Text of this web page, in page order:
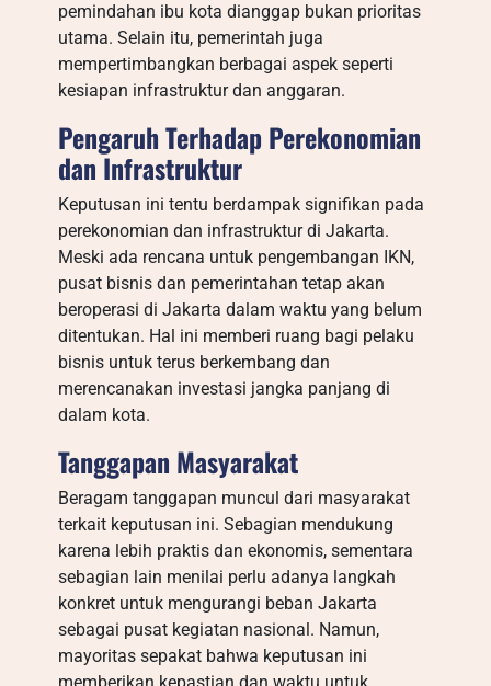
pemindahan ibu kota dianggap bukan prioritas
utama. Selain itu, pemerintah juga
mempertimbangkan berbagai aspek seperti
kesiapan infrastruktur dan anggaran.
Pengaruh Terhadap Perekonomian
dan Infrastruktur
Keputusan ini tentu berdampak signifikan pada
perekonomian dan infrastruktur di Jakarta.
Meski ada rencana untuk pengembangan IKN,
pusat bisnis dan pemerintahan tetap akan
beroperasi di Jakarta dalam waktu yang belum
ditentukan. Hal ini memberi ruang bagi pelaku
bisnis untuk terus berkembang dan
merencanakan investasi jangka panjang di
dalam kota.
Tanggapan Masyarakat
Beragam tanggapan muncul dari masyarakat
terkait keputusan ini. Sebagian mendukung
karena lebih praktis dan ekonomis, sementara
sebagian lain menilai perlu adanya langkah
konkret untuk mengurangi beban Jakarta
sebagai pusat kegiatan nasional. Namun,
mayoritas sepakat bahwa keputusan ini